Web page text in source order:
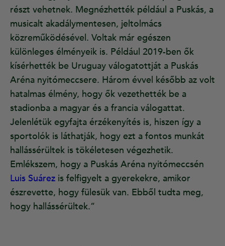
részt vehetnek. Megnézhették például a Puskás, a
musicalt akadálymentesen, jeltolmács
közreműködésével. Voltak már egészen
különleges élményeik is. Például 2019-ben ők
kísérhették be Uruguay válogatottját a Puskás
Aréna nyitómeccsere. Három évvel később az volt
hatalmas élmény, hogy ők vezethették be a
stadionba a magyar és a francia válogattat.
Jelenlétük egyfajta érzékenyítés is, hiszen így a
sportolók is láthatják, hogy ezt a fontos munkát
hallássérültek is tökéletesen végezhetik.
Emlékszem, hogy a Puskás Aréna nyitómeccsén
Luis Suárez is felfigyelt a gyerekekre, amikor
észrevette, hogy fülesük van. Ebből tudta meg,
hogy hallássérültek.”